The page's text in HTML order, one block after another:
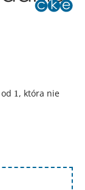
11, która nie